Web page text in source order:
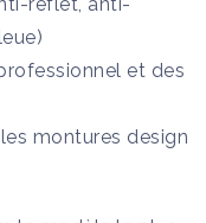
et des
montures design